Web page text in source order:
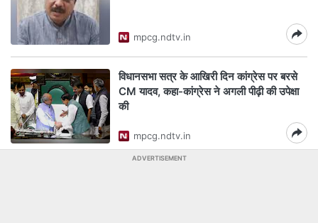
mpcg.ndtv.in
विधानसभा सत्र के आखिरी दिन कांग्रेस पर बरसे
CM यादव, कहा-कांग्रेस ने अगली पीढ़ी की उपेक्षा
की
mpcg.ndtv.in
ADVERTISEMENT